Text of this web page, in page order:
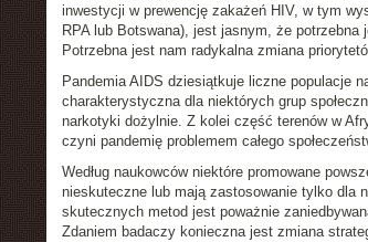
inwestycji w prewencję zakażeń HIV, w tym
RPA lub Botswana), jest jasnym, że
Potrzebna jest nam radykalna zmiana
Pandemia AIDS dziesiątkuje liczne populacje
charakterystyczna dla niektórych grup
narkotyki dożylnie. Z kolei część terenów w
czyni pandemię problemem całego
Według naukowców niektóre promowane
nieskuteczne lub mają zastosowanie tylko dla
skutecznych metod jest poważnie
Zdaniem badaczy konieczna jest zmiana